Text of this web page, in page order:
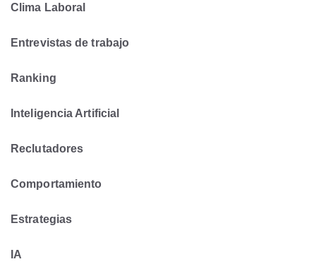
Clima Laboral
Entrevistas de trabajo
Ranking
Inteligencia Artificial
Reclutadores
Comportamiento
Estrategias
IA